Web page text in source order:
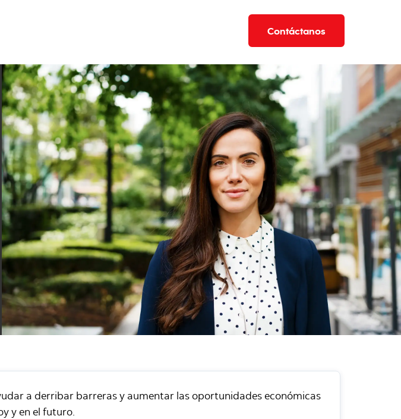
Contáctanos
a derribar barreras y aumentar las oportunidades económicas
y en el futuro.